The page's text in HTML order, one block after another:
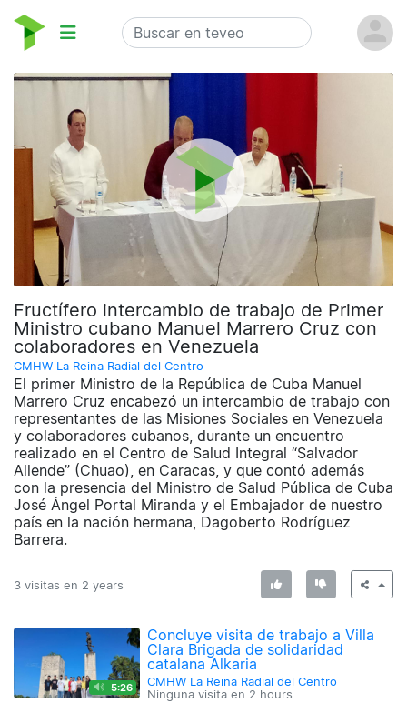
Fructífero intercambio de trabajo de Primer
Ministro cubano Manuel Marrero Cruz con
colaboradores en Venezuela
CMHW La Reina Radial del Centro
El primer Ministro de la República de Cuba Manuel
Marrero Cruz encabezó un intercambio de trabajo con
representantes de las Misiones Sociales en Venezuela
y colaboradores cubanos, durante un encuentro
realizado en el Centro de Salud Integral “Salvador
Allende” (Chuao), en Caracas, y que contó además
con la presencia del Ministro de Salud Pública de Cuba
José Ángel Portal Miranda y el Embajador de nuestro
país en la nación hermana, Dagoberto Rodríguez
Barrera.
3 visitas en 2 years
5:26
Concluye visita de trabajo a Villa
Clara Brigada de solidaridad
catalana Alkaria
CMHW La Reina Radial del Centro
Ninguna visita en 2 hours